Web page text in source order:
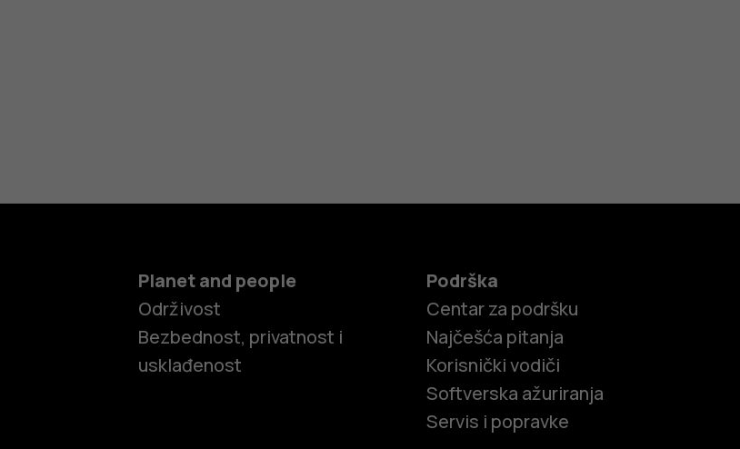
Planet and people
Održivost
Bezbednost, privatnost i
usklađenost
Podrška
Centar za podršku
Najčešća pitanja
Korisnički vodiči
Softverska ažuriranja
Servis i popravke